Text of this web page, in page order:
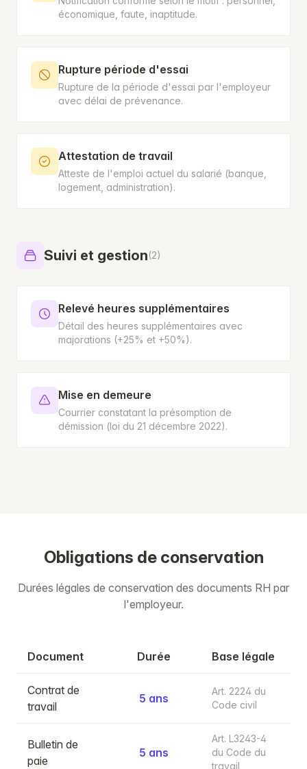
économique, faute, inaptitude.
Rupture période d'essai
Rupture de la période d'essai par l'employeur
avec délai de prévenance.
Attestation de travail
Atteste de l'emploi actuel du salarié (banque,
logement, administration).
Suivi et gestion(2)
Relevé heures supplémentaires
Détail des heures supplémentaires avec
majorations (+25% et +50%).
Mise en demeure
Courrier constatant la présomption de
démission (loi du 21 décembre 2022).
Obligations de conservation
Durées légales de conservation des documents RH par
l'employeur.
Document Durée Base légale
Contrat de
travail
5 ans
Art. 2224 du
Code civil
Bulletin de
paie
5 ans
Art. L3243-4
du Code du
travail